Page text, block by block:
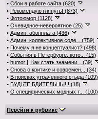
• Сбои в работе сайта (620)
• Рекомендую глянуть! (873)
• Фотоюмор (1128)
• Очевидное-невероятное (25)
• Админ: абонплата (436)
• Админ: коллективное соде... (759)
• Почему я не концептуалист? (498)
• События в Петербурге, кото... (15)
• humor || Как стать знамени... (39)
• Снова о критике и современ... (34)
• В поисках утраченного стыда (109)
• БУДЬТЕ БДИТЕЛЬНЫ!!! (18)
• О специфических модных т... (100)
Перейти к рубрике